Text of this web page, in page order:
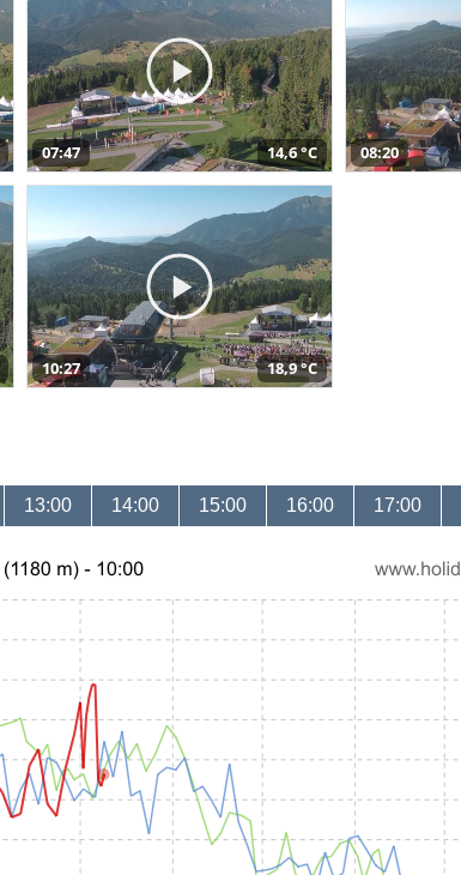
07:47 14,6 °C 08:20
10:27 18,9 °C
13:00 14:00 15:00 16:00 17:00